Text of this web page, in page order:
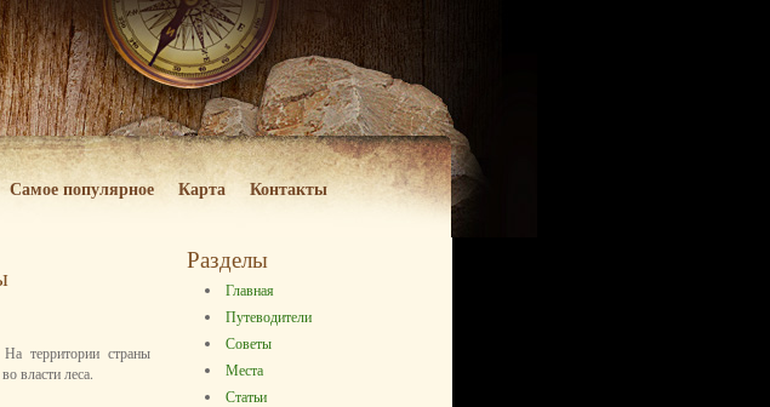
Самое популярное Карта Контакты
территории страны
власти леса.
Разделы
Главная
Путеводители
Советы
Места
Статьи